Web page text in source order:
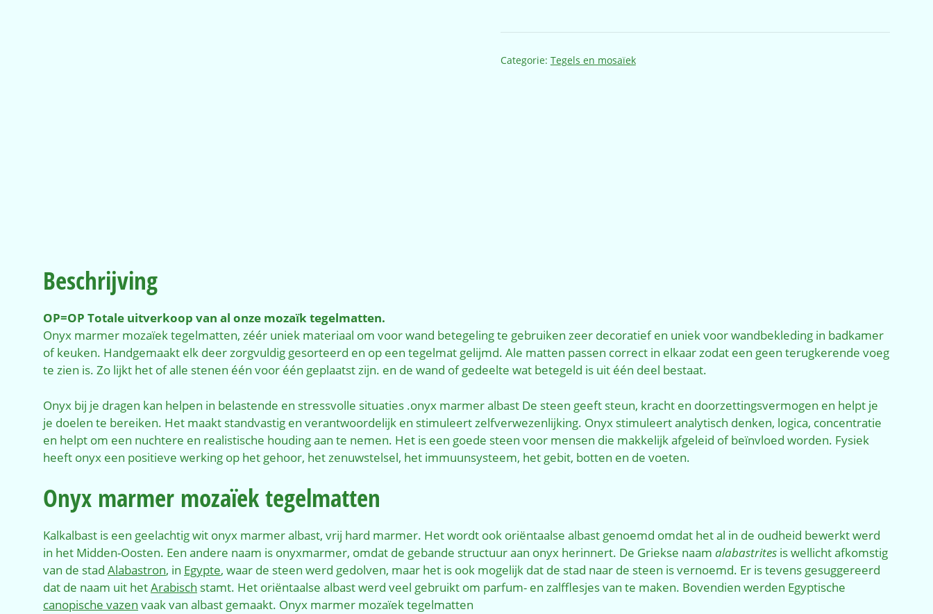
Categorie: Tegels en mosaïek
Beschrijving
OP=OP Totale uitverkoop van al onze mozaïk tegelmatten.
Onyx marmer mozaïek tegelmatten, zéér uniek materiaal om voor wand betegeling te gebruiken zeer decoratief en uniek voor wandbekleding in badkamer
of keuken. Handgemaakt elk deer zorgvuldig gesorteerd en op een tegelmat gelijmd. Ale matten passen correct in elkaar zodat een geen terugkerende voeg
te zien is. Zo lijkt het of alle stenen één voor één geplaatst zijn. en de wand of gedeelte wat betegeld is uit één deel bestaat.
Onyx bij je dragen kan helpen in belastende en stressvolle situaties .onyx marmer albast De steen geeft steun, kracht en doorzettingsvermogen en helpt je
je doelen te bereiken. Het maakt standvastig en verantwoordelijk en stimuleert zelfverwezenlijking. Onyx stimuleert analytisch denken, logica, concentratie
en helpt om een nuchtere en realistische houding aan te nemen. Het is een goede steen voor mensen die makkelijk afgeleid of beïnvloed worden. Fysiek
heeft onyx een positieve werking op het gehoor, het zenuwstelsel, het immuunsysteem, het gebit, botten en de voeten.
Onyx marmer mozaïek tegelmatten
Kalkalbast is een geelachtig wit onyx marmer albast, vrij hard marmer. Het wordt ook oriëntaalse albast genoemd omdat het al in de oudheid bewerkt werd
in het Midden-Oosten. Een andere naam is onyxmarmer, omdat de gebande structuur aan onyx herinnert. De Griekse naam alabastrites is wellicht afkomstig
van de stad Alabastron, in Egypte, waar de steen werd gedolven, maar het is ook mogelijk dat de stad naar de steen is vernoemd. Er is tevens gesuggereerd
dat de naam uit hetArabisch stamt. Het oriëntaalse albast werd veel gebruikt om parfum- en zalfflesjes van te maken. Bovendien werden Egyptische
canopische vazen vaak van albast gemaakt. Onyx marmer mozaïek tegelmatten